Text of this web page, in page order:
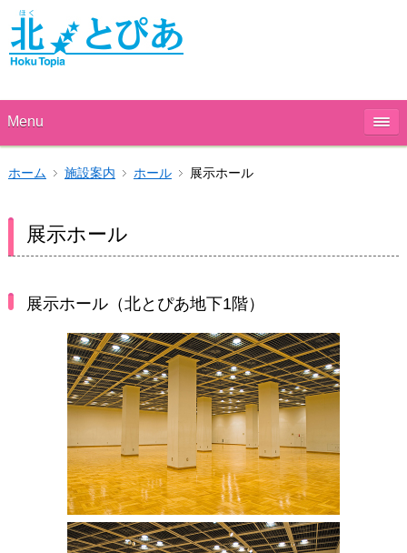
Menu
ホーム 施設案内 ホール 展示ホール
展示ホール
展示ホール（北とぴあ地下1階）